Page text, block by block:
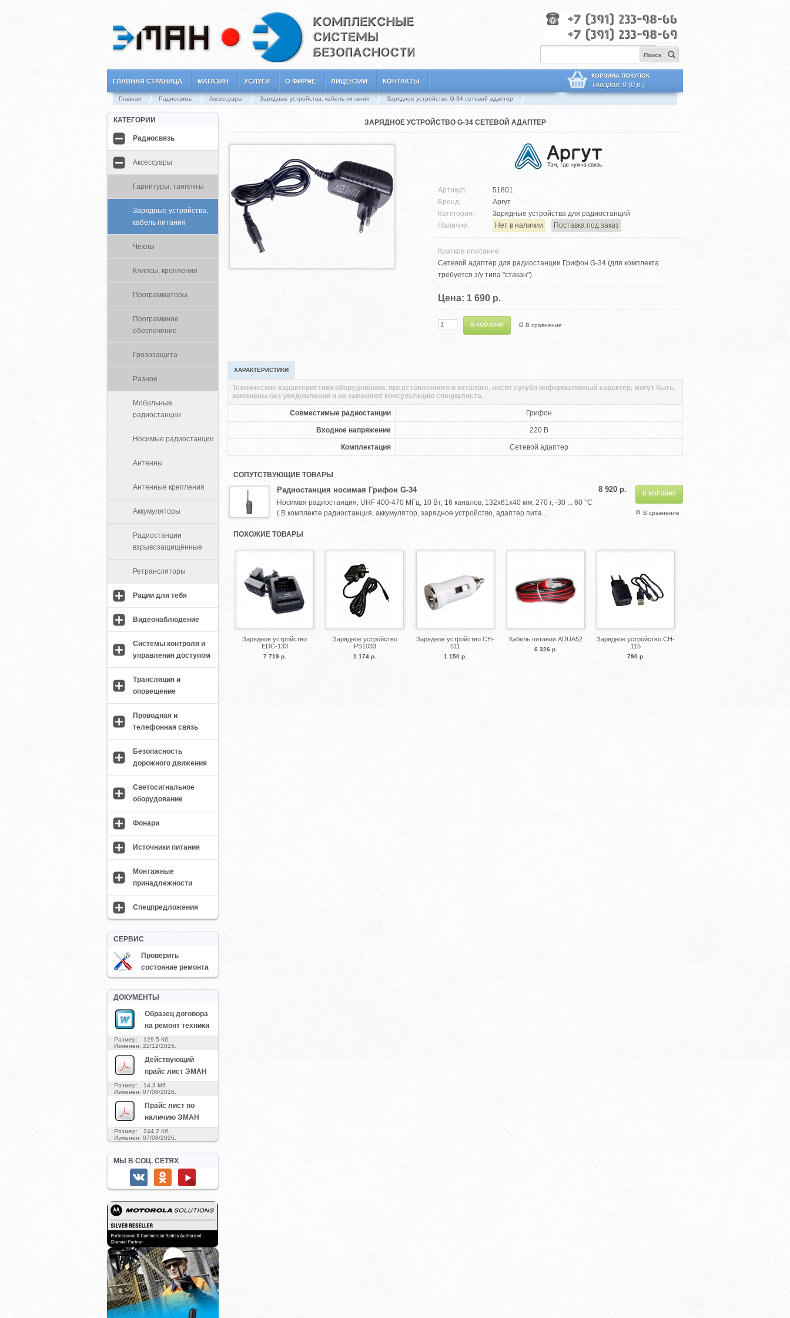
Поиск
ГЛАВНАЯ СТРАНИЦА МАГАЗИН УСЛУГИ О ФИРМЕ ЛИЦЕНЗИИ КОНТАКТЫ
КОРЗИНА ПОКУПОК
Товаров: 0 (0 р.)
Главная Радиосвязь Аксессуары Зарядные устройства, кабель питания Зарядное устройство G-34 сетевой адаптер
КАТЕГОРИИ
Радиосвязь
Аксессуары
Гарнитуры, тангенты
Зарядные устройства,
кабель питания
Чехлы
Клипсы, крепления
Программаторы
Программное
обеспечение
Грозозащита
Разное
Мобильные
радиостанции
Носимые радиостанции
Антенны
Антенные крепления
Аккумуляторы
Радиостанции
взрывозащищённые
Ретрансляторы
Рации для тебя
Видеонаблюдение
Системы контроля и
управления доступом
Трансляция и
оповещение
Проводная и
телефонная связь
Безопасность
дорожного движения
Светосигнальное
оборудование
Фонари
Источники питания
Монтажные
принадлежности
Спецпредложения
СЕРВИС
Проверить
состояние ремонта
ДОКУМЕНТЫ
Образец договора
на ремонт техники
Размер: 129.5 Кб.
Изменен: 22/12/2025.
Действующий
прайс лист ЭМАН
Размер: 14.3 Мб.
Изменен: 07/08/2026.
Прайс лист по
наличию ЭМАН
Размер: 244.2 Кб.
Изменен: 07/08/2026.
МЫ В СОЦ. СЕТЯХ
ЗАРЯДНОЕ УСТРОЙСТВО G-34 СЕТЕВОЙ АДАПТЕР
Артикул:
51801
Бренд:
Аргут
Категория:
Зарядные устройства для радиостанций
Наличие:
Нет в наличии Поставка под заказ
Краткое описание:
Сетевой адаптер для радиостанции Грифон G-34 (для комплекта
требуется з/у типа "стакан")
Цена: 1 690 р.
В сравнение
ХАРАКТЕРИСТИКИ
Совместимые радиостанции Грифон
Входное напряжение 220 В
Комплектация Сетевой адаптер
Технические характеристики оборудования, представленного в каталоге, носят сугубо информативный характер, могут быть
изменены без уведомления и не заменяют консультацию специалиста.
СОПУТСТВУЮЩИЕ ТОВАРЫ
В сравнение
8 920 р.
Радиостанция носимая Грифон G-34
Носимая радиостанция, UHF 400-470 МГц, 10 Вт, 16 каналов, 132x61x40 мм, 270 г, -30 ... 60 °С
( В комплекте радиостанция, аккумулятор, зарядное устройство, адаптер пита...
ПОХОЖИЕ ТОВАРЫ
Зарядное устройство
EDC-133
7 719 р.
Зарядное устройство
PS1033
1 174 р.
Зарядное устройство CH-
511
1 150 р.
Кабель питания ADUA52
6 326 р.
Зарядное устройство CH-
115
790 р.